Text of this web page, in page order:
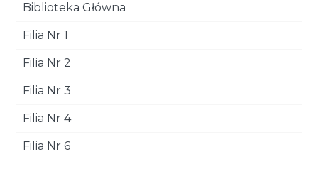
Biblioteka Główna
Filia Nr 1
Filia Nr 2
Filia Nr 3
Filia Nr 4
Filia Nr 6